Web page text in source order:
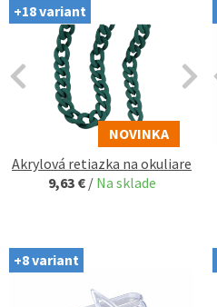
NOVINKA
+18 variant
Akrylová retiazka na okuliare
9,63 € / Na sklade
+8 variant